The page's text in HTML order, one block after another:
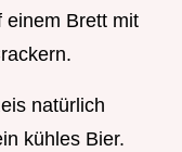
einem Brett mit
natürlich
kühles Bier.